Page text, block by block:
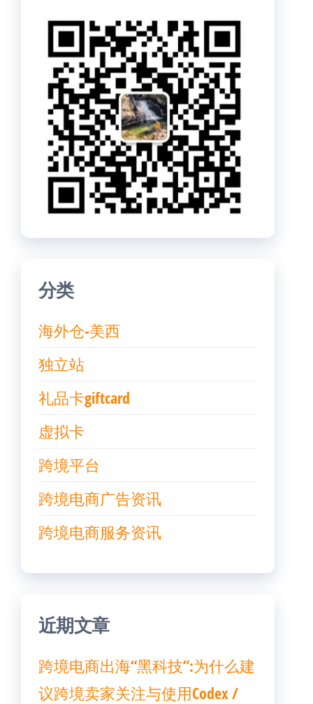
分类
海外仓-美西
独立站
礼品卡giftcard
虚拟卡
跨境平台
跨境电商广告资讯
跨境电商服务资讯
近期文章
跨境电商出海“黑科技”:为什么建
议跨境卖家关注与使用Codex /